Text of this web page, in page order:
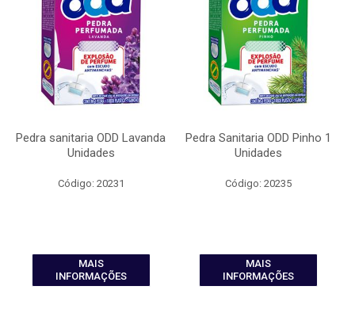
Pedra sanitaria ODD Lavanda
Unidades
Código: 20231
MAIS
INFORMAÇÕES
Pedra Sanitaria ODD Pinho 1
Unidades
Código: 20235
MAIS
INFORMAÇÕES